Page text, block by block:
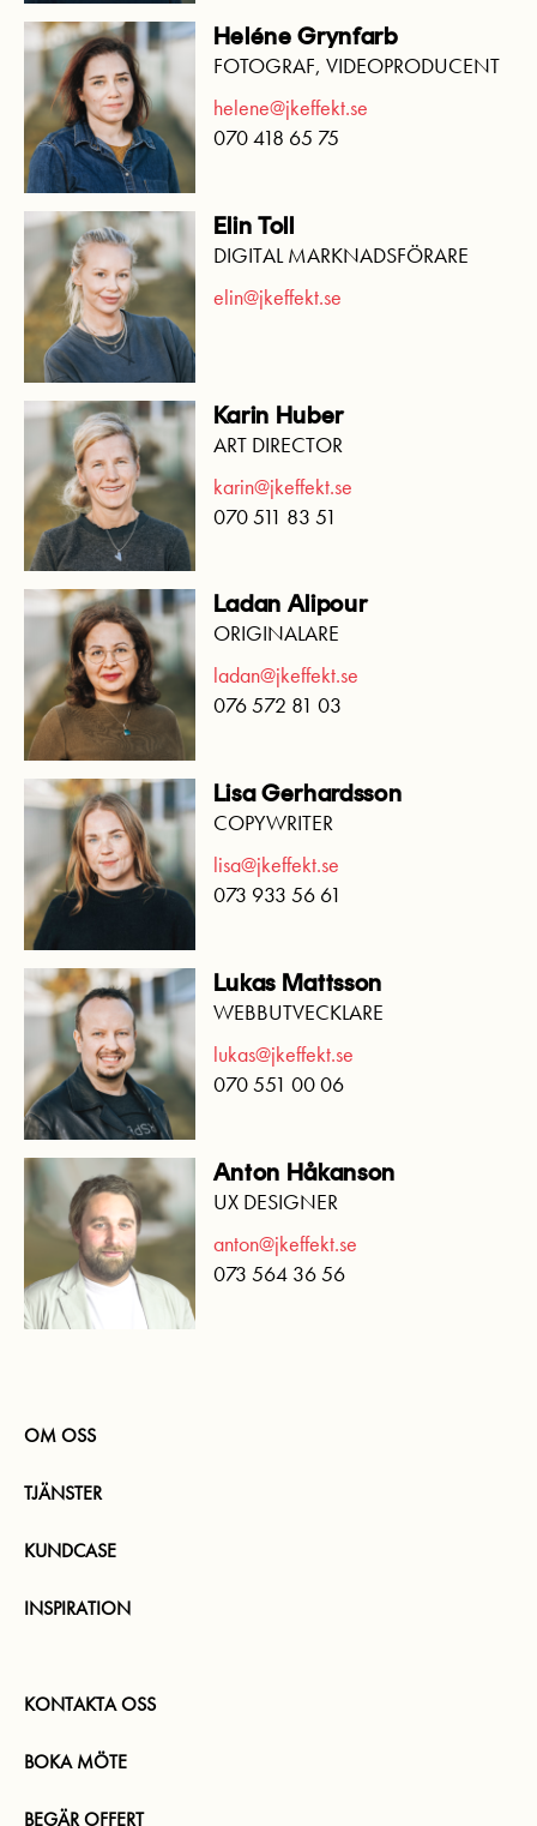
Heléne Grynfarb
FOTOGRAF, VIDEOPRODUCENT
helene@jkeffekt.se
070 418 65 75
Elin Toll
DIGITAL MARKNADSFÖRARE
elin@jkeffekt.se
Karin Huber
ART DIRECTOR
karin@jkeffekt.se
070 511 83 51
Ladan Alipour
ORIGINALARE
ladan@jkeffekt.se
076 572 81 03
Lisa Gerhardsson
COPYWRITER
lisa@jkeffekt.se
073 933 56 61
Lukas Mattsson
WEBBUTVECKLARE
lukas@jkeffekt.se
070 551 00 06
Anton Håkanson
UX DESIGNER
anton@jkeffekt.se
073 564 36 56
OM OSS
TJÄNSTER
KUNDCASE
INSPIRATION
KONTAKTA OSS
BOKA MÖTE
BEGÄR OFFERT